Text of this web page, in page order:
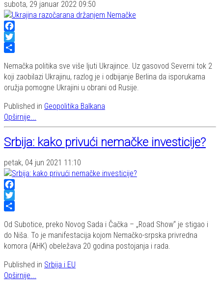
subota, 29 januar 2022 09:50
Facebook
Twitter
Nemačka politika sve više ljuti Ukrajince. Uz gasovod Severni tok 2
koji zaobilazi Ukrajinu, razlog je i odbijanje Berlina da isporukama
oružja pomogne Ukrajini u obrani od Rusije.
Published in Geopolitika Balkana
Opširnije...
Srbija: kako privući nemačke investicije?
petak, 04 jun 2021 11:10
Facebook
Twitter
Od Subotice, preko Novog Sada i Čačka – „Road Show“ je stigao i
do Niša. To je manifestacija kojom Nemačko-srpska privredna
komora (AHK) obeležava 20 godina postojanja i rada.
Published in Srbija i EU
Opširnije...